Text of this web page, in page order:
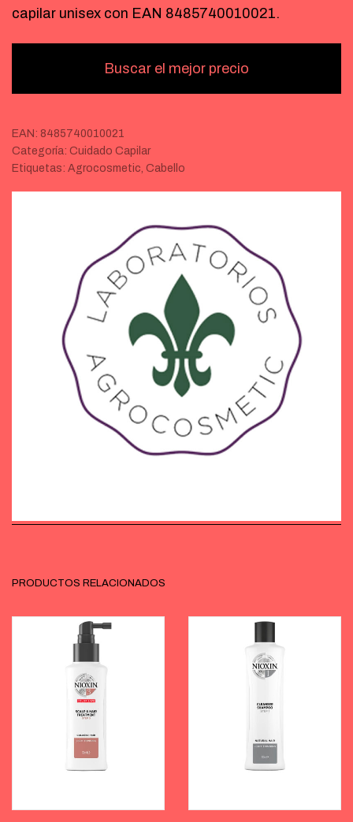
capilar unisex con EAN 8485740010021.
Buscar el mejor precio
EAN: 8485740010021
Categoría: Cuidado Capilar
Etiquetas: Agrocosmetic, Cabello
PRODUCTOS RELACIONADOS